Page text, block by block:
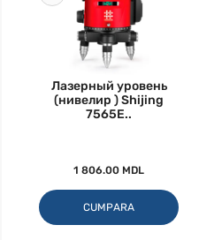
Лазерный уровень
(нивелир ) Shijing
7565E..
1 806.00 MDL
CUMPARA